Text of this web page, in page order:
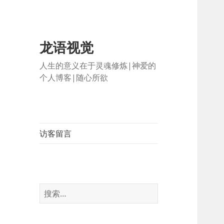
龙语视觉
人生的意义在于灵魂修炼|神爱的
个人博客|随心所欲
访客留言
搜
索：